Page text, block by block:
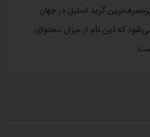
پرمصرف‌ترین گرید استیل در جهان
آلیاژ 8/18 نیز گفته می‌شود که این نام از میزان محتوای